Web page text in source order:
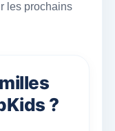
les prochains
?